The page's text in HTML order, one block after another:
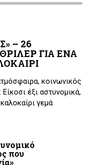
– 26
ΓΙΑ ΕΝΑ
κοινωνικός
έξι αστυνομικά,
γεμά
που